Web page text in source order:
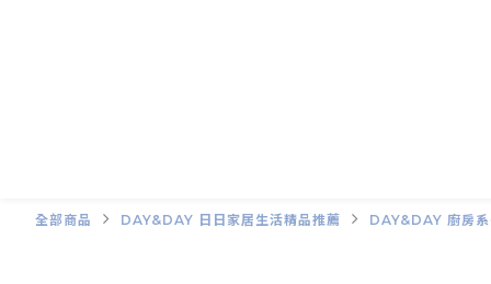
全部商品 DAY&DAY 日日家居生活精品推薦 DAY&DAY 廚房